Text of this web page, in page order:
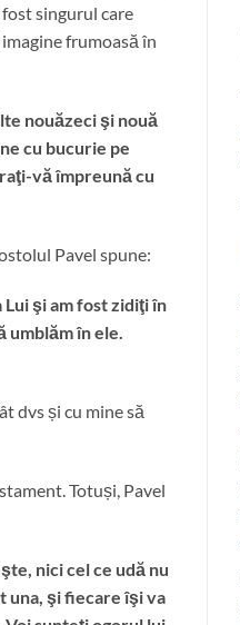
singurul care
frumoasă în
nouăzeci şi nouă
cu bucurie pe
vă împreună cu
Pavel spune:
şi am fost zidiţi în
umblăm în ele.
dvs și cu mine să
Totuși, Pavel
nici cel ce udă nu
una, şi fiecare îşi va